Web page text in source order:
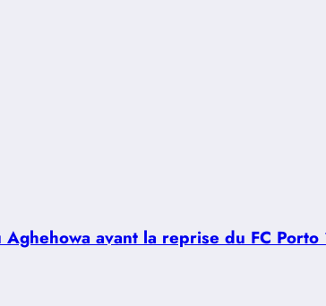
avant la reprise du FC Porto